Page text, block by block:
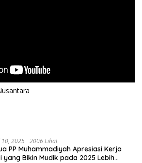
2025 2006 Lihat
PP Muhammadiyah Apresiasi Kerja
yang Bikin Mudik pada 2025 Lebih